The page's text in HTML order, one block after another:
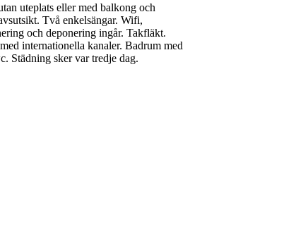
uteplats eller med balkong och
Två enkelsängar. Wifi,
och deponering ingår. Takfläkt.
internationella kanaler. Badrum med
Städning sker var tredje dag.